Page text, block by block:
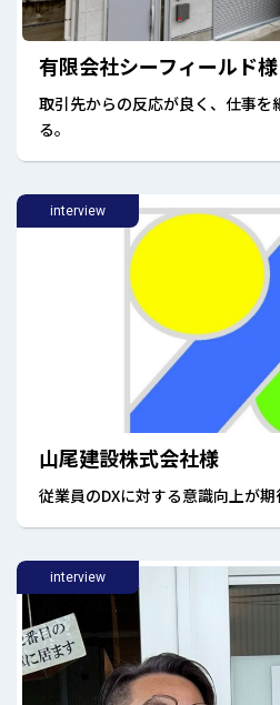
有限会社シーフィールド様
取引先からの反応が良く、仕事を
る。
interview
山尾建設株式会社様
従業員のDXに対する意識向上が期
interview